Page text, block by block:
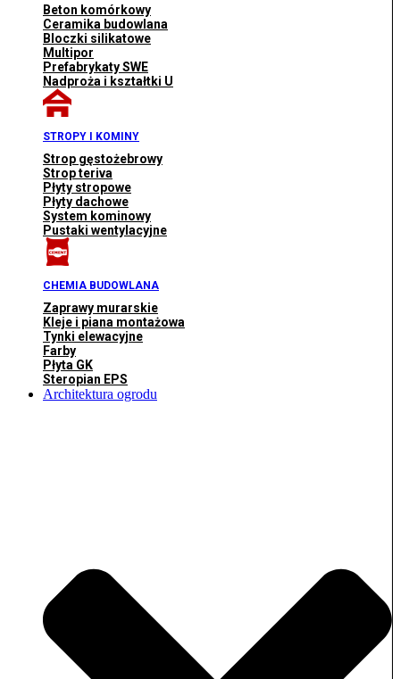
Beton komórkowy
Ceramika budowlana
Bloczki silikatowe
Multipor
Prefabrykaty SWE
Nadproża i kształtki U
STROPY I KOMINY
Strop gęstożebrowy
Strop teriva
Płyty stropowe
Płyty dachowe
System kominowy
Pustaki wentylacyjne
CHEMIA BUDOWLANA
Zaprawy murarskie
Kleje i piana montażowa
Tynki elewacyjne
Farby
Płyta GK
Steropian EPS
Architektura ogrodu